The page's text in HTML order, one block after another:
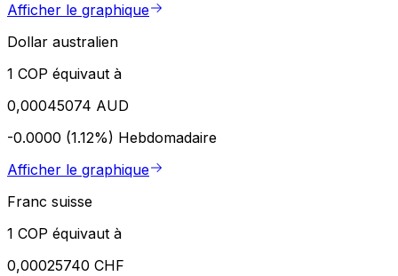
Afficher le graphique
Dollar australien
1 COP équivaut à
0,00045074 AUD
-0.0000 (1.12%) Hebdomadaire
Afficher le graphique
Franc suisse
1 COP équivaut à
0,00025740 CHF